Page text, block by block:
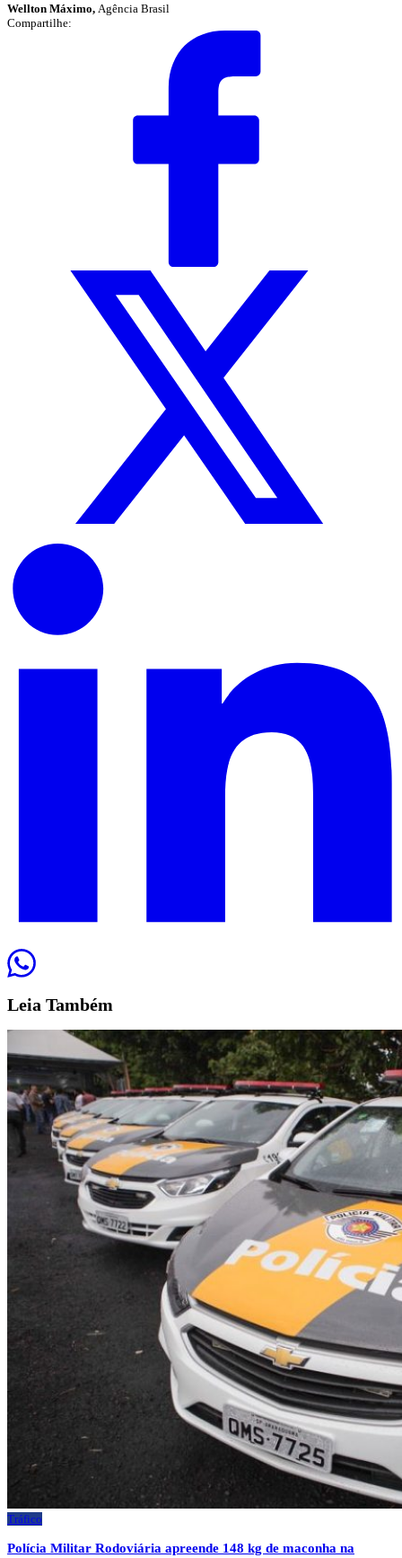
Wellton Máximo, Agência Brasil
Compartilhe:
Leia Também
Tráfico
Polícia Militar Rodoviária apreende 148 kg de maconha na